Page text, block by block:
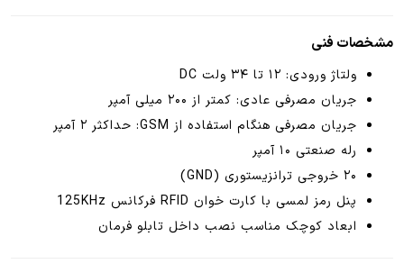
مشخصات فنی
ولتاژ ورودی: ۱۲ تا ۳۴ ولت DC
جریان مصرفی عادی: کمتر از ۲۰۰ میلی آمپر
جریان مصرفی هنگام استفاده از GSM: حداکثر ۲ آمپر
رله صنعتی ۱۰ آمپر
۲۰ خروجی ترانزیستوری (GND)
پنل رمز لمسی با کارت خوان RFID فرکانس 125KHz
ابعاد کوچک مناسب نصب داخل تابلو فرمان